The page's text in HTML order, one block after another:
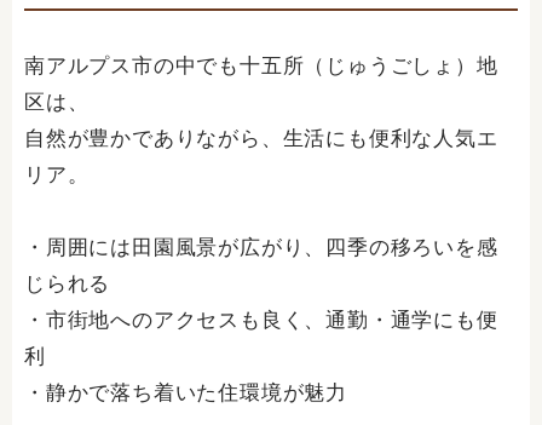
南アルプス市の中でも十五所（じゅうごしょ）地
区は、
自然が豊かでありながら、生活にも便利な人気エ
リア。
・周囲には田園風景が広がり、四季の移ろいを感
じられる
・市街地へのアクセスも良く、通勤・通学にも便
利
・静かで落ち着いた住環境が魅力